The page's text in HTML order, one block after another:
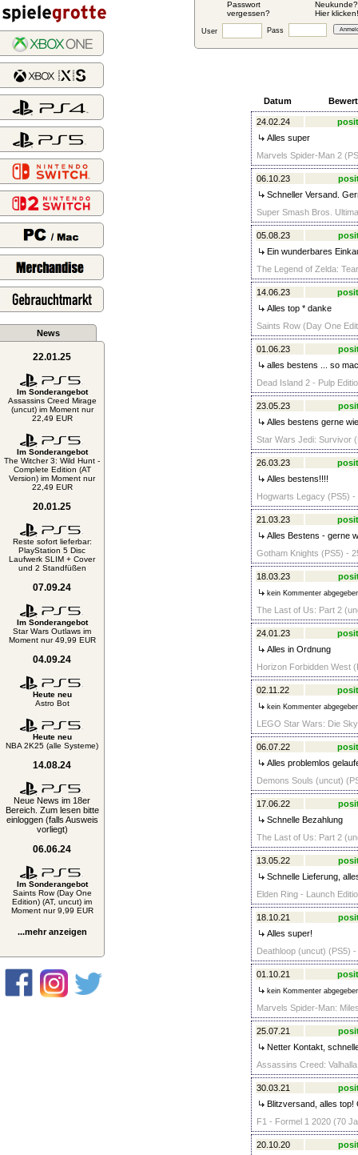
Passwort
vergessen?
Neukunde?
Hier klicken!
User Pass
News
22.01.25
Im Sonderangebot
Assassins Creed Mirage
(uncut) im Moment nur
22,49 EUR
Im Sonderangebot
The Witcher 3: Wild Hunt -
Complete Edition (AT
Version) im Moment nur
22,49 EUR
20.01.25
Reste sofort lieferbar:
PlayStation 5 Disc
Laufwerk SLIM + Cover
und 2 Standfüßen
07.09.24
Im Sonderangebot
Star Wars Outlaws im
Moment nur 49,99 EUR
04.09.24
Heute neu
Astro Bot
Heute neu
NBA 2K25 (alle Systeme)
14.08.24
Neue News im 18er
Bereich. Zum lesen bitte
einloggen (falls Ausweis
vorliegt)
06.06.24
Im Sonderangebot
Saints Row (Day One
Edition) (AT, uncut) im
Moment nur 9,99 EUR
...mehr anzeigen
Datum
24.02.24
Alles super
Marvels Spider-Man 2
06.10.23
Schneller Versand.
Super Smash Bros.
05.08.23
Ein wunderbares
The Legend of Zelda:
14.06.23
Alles top * danke
Saints Row (Day One
01.06.23
alles bestens ... so
Dead Island 2 - Pulp
23.05.23
Alles bestens gerne
Star Wars Jedi: Survivor
26.03.23
Alles bestens!!!!
Hogwarts Legacy (PS5) -
21.03.23
Alles Bestens - gerne
Gotham Knights (PS5) -
18.03.23
kein Kommenter
The Last of Us: Part 2
24.01.23
Alles in Ordnung
Horizon Forbidden West
02.11.22
kein Kommenter
LEGO Star Wars: Die
06.07.22
Alles problemlos
Demons Souls (uncut)
17.06.22
Schnelle Bezahlung
The Last of Us: Part 2
13.05.22
Schnelle Lieferung,
Elden Ring - Launch
18.10.21
Alles super!
Deathloop (uncut) (PS5)
01.10.21
kein Kommenter
Marvels Spider-Man:
25.07.21
Netter Kontakt,
Assassins Creed:
30.03.21
Blitzversand, alles top!
F1 - Formel 1 2020 (70
20.10.20